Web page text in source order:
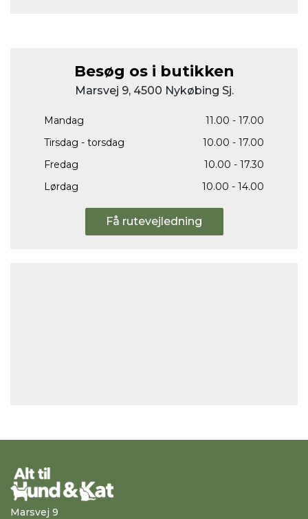
Besøg os i butikken
Marsvej 9, 4500 Nykøbing Sj.
Mandag
11.00 - 17.00
Tirsdag - torsdag
10.00 - 17.00
Fredag
10.00 - 17.30
Lørdag
10.00 - 14.00
Få rutevejledning
Marsvej 9